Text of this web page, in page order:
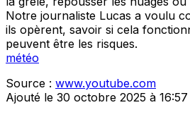
Notre journaliste Lucas a voulu
ils opèrent, savoir si cela
peuvent être les risques.
météo
Source : www.youtube.com
Ajouté le 30 octobre 2025 à 16:57